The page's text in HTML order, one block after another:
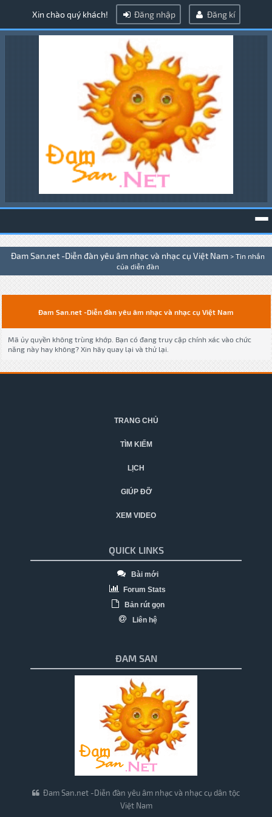
Xin chào quý khách! Đăng nhập Đăng kí
Đam San.net -Diễn đàn yêu âm nhạc và nhạc cụ Việt Nam > Tin nhắn
của diễn đàn
Đam San.net -Diễn đàn yêu âm nhạc và nhạc cụ Việt Nam
Mã ủy quyền không trùng khớp. Bạn có đang truy cập chính xác vào chức
năng này hay không? Xin hãy quay lại và thử lại.
TRANG CHỦ
TÌM KIẾM
LỊCH
GIÚP ĐỠ
XEM VIDEO
QUICK LINKS
Bài mới
Forum Stats
Bản rút gọn
Liên hệ
ĐAM SAN
Đam San.net -Diễn đàn yêu âm nhạc và nhạc cụ dân tộc
Việt Nam